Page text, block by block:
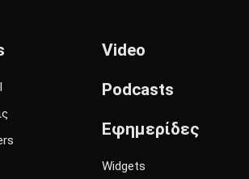
Video
Podcasts
Εφημερίδες
Widgets